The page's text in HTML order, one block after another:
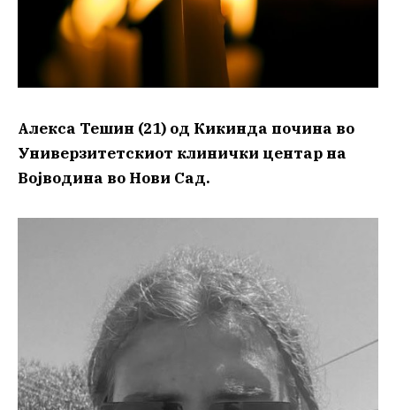
Алекса Тешин (21) од Кикинда почина во
Универзитетскиот клинички центар на
Војводина во Нови Сад.